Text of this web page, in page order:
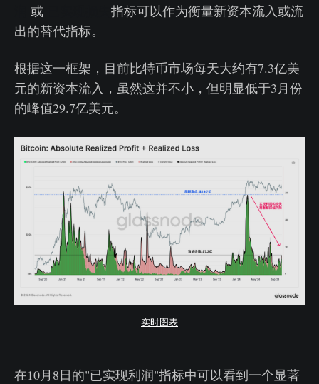
或
指标可以作为衡量新资本流入或流
出的替代指标。
根据这一框架，目前比特币市场每天大约有7.3亿美
元的新资本流入，虽然这并不小，但明显低于3月份
的峰值29.7亿美元。
实时图表
在10月8日的"已实现利润"指标中可以看到一个显著